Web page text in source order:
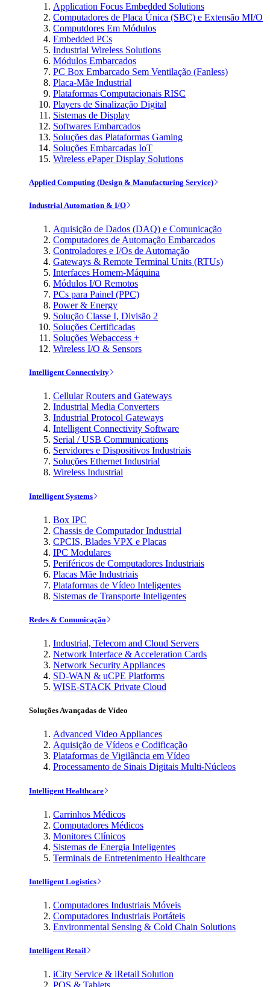
Application Focus Embedded Solutions
Computadores de Placa Única (SBC) e Extensão MI/O
Computdores Em Módulos
Embedded PCs
Industrial Wireless Solutions
Módulos Embarcados
PC Box Embarcado Sem Ventilação (Fanless)
Placa-Mãe Industrial
Plataformas Computacionais RISC
Players de Sinalização Digital
Sistemas de Display
Softwares Embarcados
Soluções das Plataformas Gaming
Soluções Embarcadas IoT
Wireless ePaper Display Solutions
Applied Computing (Design & Manufacturing Service)
Industrial Automation & I/O
Aquisição de Dados (DAQ) e Comunicação
Computadores de Automação Embarcados
Controladores e I/Os de Automação
Gateways & Remote Terminal Units (RTUs)
Interfaces Homem-Máquina
Módulos I/O Remotos
PCs para Painel (PPC)
Power & Energy
Solução Classe I, Divisão 2
Soluções Certificadas
Soluções Webaccess +
Wireless I/O & Sensors
Intelligent Connectivity
Cellular Routers and Gateways
Industrial Media Converters
Industrial Protocol Gateways
Intelligent Connectivity Software
Serial / USB Communications
Servidores e Dispositivos Industriais
Soluções Ethernet Industrial
Wireless Industrial
Intelligent Systems
Box IPC
Chassis de Computador Industrial
CPCIS, Blades VPX e Placas
IPC Modulares
Periféricos de Computadores Industriais
Placas Mãe Industriais
Plataformas de Vídeo Inteligentes
Sistemas de Transporte Inteligentes
Redes & Comunicação
Industrial, Telecom and Cloud Servers
Network Interface & Acceleration Cards
Network Security Appliances
SD-WAN & uCPE Platforms
WISE-STACK Private Cloud
Soluções Avançadas de Vídeo
Advanced Video Appliances
Aquisição de Vídeos e Codificação
Plataformas de Vigilância em Vídeo
Processamento de Sinais Digitais Multi-Núcleos
Intelligent Healthcare
Carrinhos Médicos
Computadores Médicos
Monitores Clínicos
Sistemas de Energia Inteligentes
Terminais de Entretenimento Healthcare
Intelligent Logistics
Computadores Industriais Móveis
Computadores Industriais Portáteis
Environmental Sensing & Cold Chain Solutions
Intelligent Retail
iCity Service & iRetail Solution